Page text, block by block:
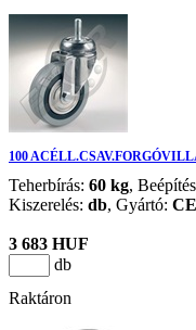
100
Teherbírás: 60 kg,
Kiszerelés: db, Gyártó:
3 683 HUF
db
Raktáron